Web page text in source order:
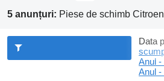
5 anunțuri: Piese de schimb
Data
Anul -
Anul -